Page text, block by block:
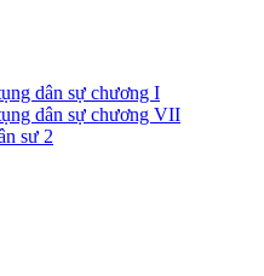
dân sự chương I
dân sự chương VII
sư 2